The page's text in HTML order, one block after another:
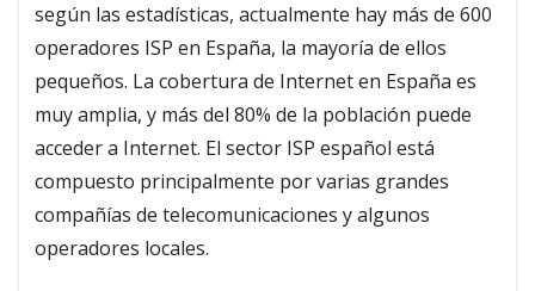
según las estadísticas, actualmente hay más de 600
operadores ISP en España, la mayoría de ellos
pequeños. La cobertura de Internet en España es
muy amplia, y más del 80% de la población puede
acceder a Internet. El sector ISP español está
compuesto principalmente por varias grandes
compañías de telecomunicaciones y algunos
operadores locales.